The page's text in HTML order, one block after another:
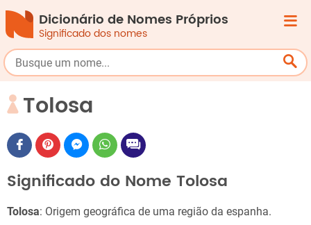
Dicionário de Nomes Próprios
Significado dos nomes
Tolosa
Significado do Nome Tolosa
Tolosa: Origem geográfica de uma região da espanha.